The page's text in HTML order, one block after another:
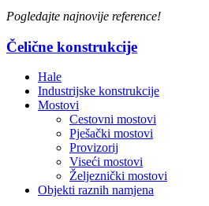
Pogledajte najnovije reference!
Čelične konstrukcije
Hale
Industrijske konstrukcije
Mostovi
Cestovni mostovi
Pješački mostovi
Provizorij
Viseći mostovi
Željeznički mostovi
Objekti raznih namjena